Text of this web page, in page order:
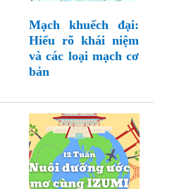
Mạch khuếch đại:
Hiểu rõ khái niệm
và các loại mạch cơ
bản